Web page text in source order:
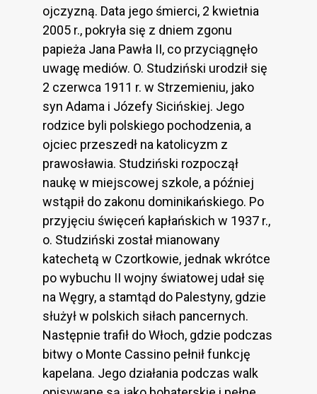
ojczyzną. Data jego śmierci, 2 kwietnia
2005 r., pokryła się z dniem zgonu
papieża Jana Pawła II, co przyciągnęło
uwagę mediów. O. Studziński urodził się
2 czerwca 1911 r. w Strzemieniu, jako
syn Adama i Józefy Sicińskiej. Jego
rodzice byli polskiego pochodzenia, a
ojciec przeszedł na katolicyzm z
prawosławia. Studziński rozpoczął
naukę w miejscowej szkole, a później
wstąpił do zakonu dominikańskiego. Po
przyjęciu święceń kapłańskich w 1937 r.,
o. Studziński został mianowany
katechetą w Czortkowie, jednak wkrótce
po wybuchu II wojny światowej udał się
na Węgry, a stamtąd do Palestyny, gdzie
służył w polskich siłach pancernych.
Następnie trafił do Włoch, gdzie podczas
bitwy o Monte Cassino pełnił funkcję
kapelana. Jego działania podczas walk